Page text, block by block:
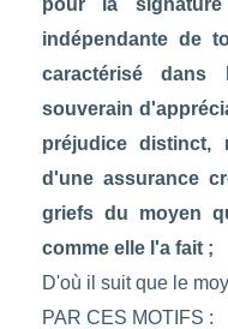
indépendante de
caractérisé dans
souverain
préjudice distinct,
d'une assurance
griefs du moyen
comme elle l'a fait ;
D'où il suit que le
PAR CES MOTIFS :